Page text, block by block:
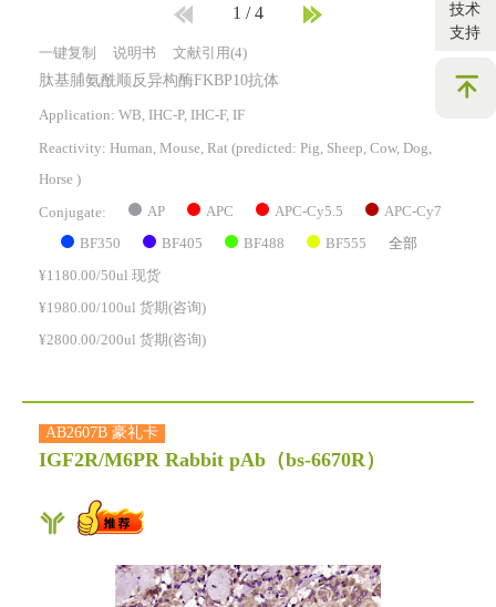
1 /4
一键复制 说明书 文献引用(4)
肽基脯氨酰顺反异构酶FKBP10抗体
Application: WB, IHC-P, IHC-F, IF
Reactivity: Human, Mouse, Rat (predicted: Pig, Sheep, Cow, Dog,
Horse )
Conjugate: AP APC APC-Cy5.5 APC-Cy7
BF350 BF405 BF488 BF555 全部
¥1180.00/50ul 现货
¥1980.00/100ul 货期(咨询)
¥2800.00/200ul 货期(咨询)
AB2607B 豪礼卡
IGF2R/M6PR Rabbit pAb （bs-6670R）
技术
支持